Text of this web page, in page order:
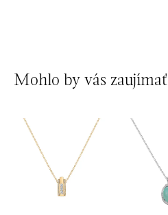
Mohlo by vás zaujímať